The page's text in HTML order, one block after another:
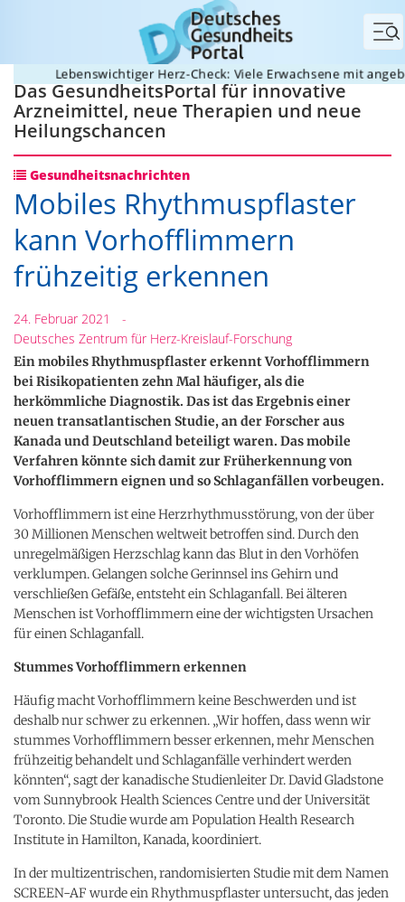
Lebenswichtiger Herz-Check: Viele Erwachsene mit
Das GesundheitsPortal für innovative
Arzneimittel, neue Therapien und neue
Heilungschancen
Gesundheitsnachrichten
Mobiles Rhythmuspflaster
kann Vorhofflimmern
frühzeitig erkennen
24. Februar 2021
-
Deutsches Zentrum für Herz-Kreislauf-Forschung
Ein mobiles Rhythmuspflaster erkennt Vorhofflimmern
bei Risikopatienten zehn Mal häufiger, als die
herkömmliche Diagnostik. Das ist das Ergebnis einer
neuen transatlantischen Studie, an der Forscher aus
Kanada und Deutschland beteiligt waren. Das mobile
Verfahren könnte sich damit zur Früherkennung von
Vorhofflimmern eignen und so Schlaganfällen vorbeugen.
Vorhofflimmern ist eine Herzrhythmusstörung, von der über
30 Millionen Menschen weltweit betroffen sind. Durch den
unregelmäßigen Herzschlag kann das Blut in den Vorhöfen
verklumpen. Gelangen solche Gerinnsel ins Gehirn und
verschließen Gefäße, entsteht ein Schlaganfall. Bei älteren
Menschen ist Vorhofflimmern eine der wichtigsten Ursachen
für einen Schlaganfall.
Stummes Vorhofflimmern erkennen
Häufig macht Vorhofflimmern keine Beschwerden und ist
deshalb nur schwer zu erkennen. „Wir hoffen, dass wenn wir
stummes Vorhofflimmern besser erkennen, mehr Menschen
frühzeitig behandelt und Schlaganfälle verhindert werden
könnten“, sagt der kanadische Studienleiter Dr. David Gladstone
vom Sunnybrook Health Sciences Centre und der Universität
Toronto. Die Studie wurde am Population Health Research
Institute in Hamilton, Kanada, koordiniert.
In der multizentrischen, randomisierten Studie mit dem Namen
SCREEN-AF wurde ein Rhythmuspflaster untersucht, das jeden